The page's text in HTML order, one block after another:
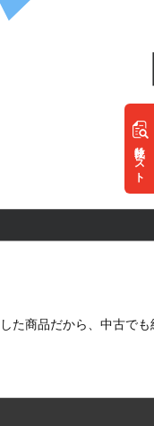
リスト
た商品だから、中古で